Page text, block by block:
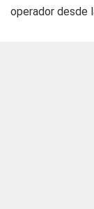
operador desde